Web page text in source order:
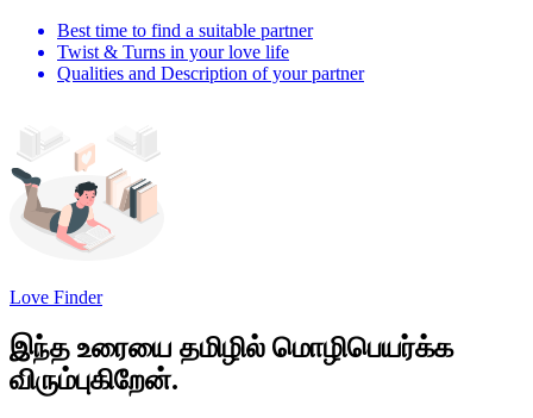
Best time to find a suitable partner
Twist & Turns in your love life
Qualities and Description of your partner
Love Finder
இந்த உரையை தமிழில் மொழிபெயர்க்க
விரும்புகிறேன்.